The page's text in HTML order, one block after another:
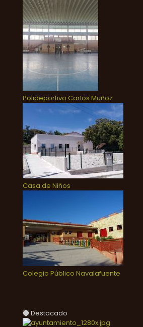
Polideportivo Carlos Muñoz
Casa de Niños
Colegio Público Navalafuente
Destacado